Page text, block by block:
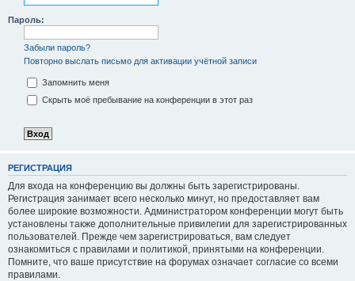
Пароль:
Забыли пароль?
Повторно выслать письмо для активации учётной записи
Запомнить меня
Скрыть моё пребывание на конференции в этот раз
РЕГИСТРАЦИЯ
Для входа на конференцию вы должны быть зарегистрированы.
Регистрация занимает всего несколько минут, но предоставляет вам
более широкие возможности. Администратором конференции могут быть
установлены также дополнительные привилегии для зарегистрированных
пользователей. Прежде чем зарегистрироваться, вам следует
ознакомиться с правилами и политикой, принятыми на конференции.
Помните, что ваше присутствие на форумах означает согласие со всеми
правилами.